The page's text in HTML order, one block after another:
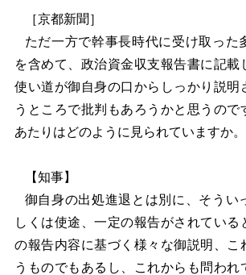
［京都新聞］
ただ一方で幹事長時代に受け取った
を含めて、政治資金収支報告書に記載
使い道が御自身の口からしっかり説明
うところで批判もあろうかと思うので
あたりはどのように見られていますか。
【知事】
御自身の出処進退とは別に、そうい
しくは使途、一定の報告がされている
の報告内容に基づく様々な御説明、こ
うものでもあるし、これからも問われ